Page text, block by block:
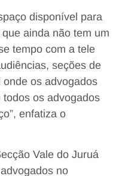
disponível para
ainda não tem um
tempo com a tele
seções de
os advogados
os advogados
enfatiza o
Vale do Juruá
no